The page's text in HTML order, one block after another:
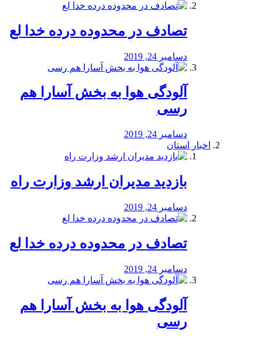
تصادف در محدوده درده خدا لع
دسامبر 24, 2019
آلودگی هوا به بخش آسارا هم
رسی
دسامبر 24, 2019
اخبار استان
بازدید مدیران ارشد وزارت راه
دسامبر 24, 2019
تصادف در محدوده درده خدا لع
دسامبر 24, 2019
آلودگی هوا به بخش آسارا هم
رسی